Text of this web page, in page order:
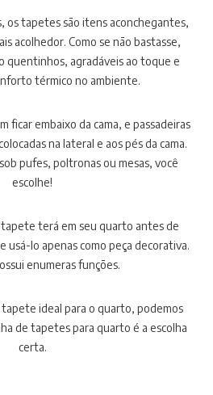
e interessante.
os tapetes são itens aconchegantes,
acolhedor. Como se não bastasse,
quentinhos, agradáveis ao toque e
térmico no ambiente.
ficar embaixo da cama, e passadeiras
na lateral e aos pés da cama.
pufes, poltronas ou mesas, você
escolhe!
terá em seu quarto antes de
usá-lo apenas como peça decorativa.
enumeras funções.
tapete ideal para o quarto, podemos
de tapetes para quarto é a escolha
certa.